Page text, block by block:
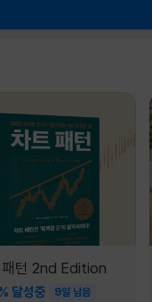
패턴 2nd Edition
달성중 9일 남음